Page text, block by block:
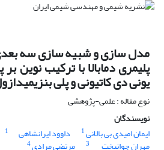
مدل سازی و شبیه سازی سه
پلیمری دمابالا با ترکیب نوین
یونی دی کاتیونی و پلی
نوع مقاله : علمی-پژوهشی
نویسندگان
ایمان امیدی بی بالانی1 داوود ایرانشاهی 1
مهران جوانبخت 3 مرتضی مرادی4